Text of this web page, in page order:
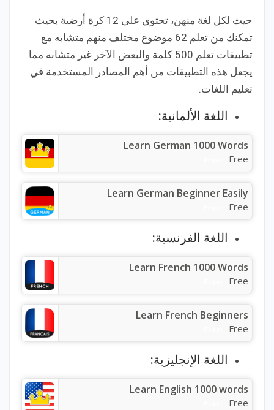
حيث لكل لغة منهن، تحتوي على 12 كرة أرضية بحيث
تمكنك من تعلم 62 موضوع مختلف منهم متشابه مع
تطبيقات تعلم 500 كلمة والبعض الآخر غير متشابه مما
يجعل هذه التطبيقات من أهم المصادر المستخدمة في
تعليم اللغات.
اللغة الألمانية:
Learn German 1000 Words
Free
Learn German Beginner Easily
Free
اللغة الفرنسية:
Learn French 1000 Words
Free
Learn French Beginners
Free
اللغة الإنجليزية:
Learn English 1000 words
Free